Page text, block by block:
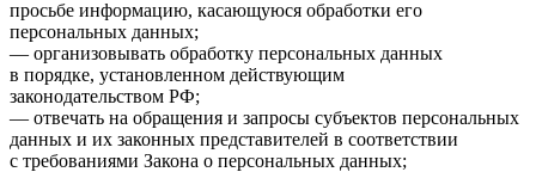
просьбе информацию, касающуюся обработки его
персональных данных;
— организовывать обработку персональных данных
в порядке, установленном действующим
законодательством РФ;
— отвечать на обращения и запросы субъектов персональных
данных и их законных представителей в соответствии
с требованиями Закона о персональных данных;